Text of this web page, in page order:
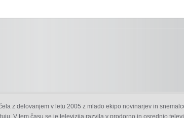
z delovanjem v letu 2005 z mlado ekipo novinarjev in
V tem času se je televizija razvila v prodorno in osrednjo